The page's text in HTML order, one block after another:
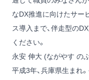
なDX推進に向けたサー
ス導入まで、伴走型の
ください。
永安 伸大 (ながやす の
平成3年、兵庫県生まれ